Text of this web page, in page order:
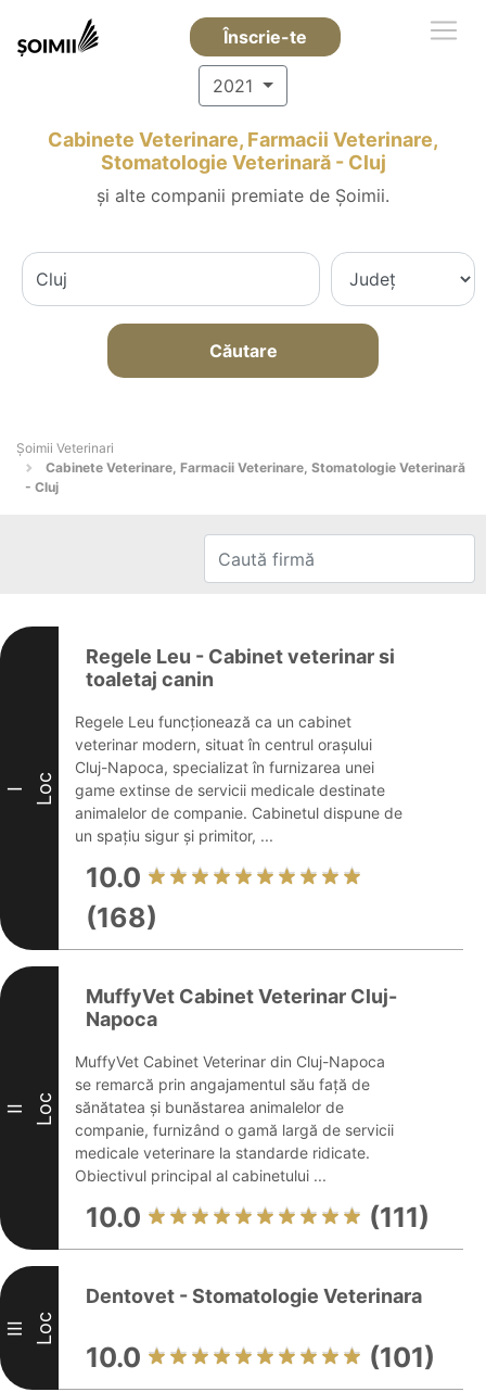
Înscrie-te
2021
Cabinete Veterinare, Farmacii Veterinare,
Stomatologie Veterinară - Cluj
și alte companii premiate de Șoimii.
Căutare
Șoimii Veterinari
Cabinete Veterinare, Farmacii Veterinare, Stomatologie Veterinară
- Cluj
I Loc
Regele Leu - Cabinet veterinar si
toaletaj canin
Regele Leu funcționează ca un cabinet
veterinar modern, situat în centrul orașului
Cluj-Napoca, specializat în furnizarea unei
game extinse de servicii medicale destinate
animalelor de companie. Cabinetul dispune de
un spațiu sigur și primitor, ...
10.0
(168)
II Loc
MuffyVet Cabinet Veterinar Cluj-
Napoca
MuffyVet Cabinet Veterinar din Cluj-Napoca
se remarcă prin angajamentul său față de
sănătatea și bunăstarea animalelor de
companie, furnizând o gamă largă de servicii
medicale veterinare la standarde ridicate.
Obiectivul principal al cabinetului ...
10.0 (111)
III Loc
Dentovet - Stomatologie Veterinara
10.0 (101)